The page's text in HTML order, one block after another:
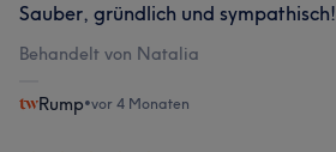
Sauber, gründlich und sympathisch!
Behandelt von Natalia
Rump•vor 4 Monaten